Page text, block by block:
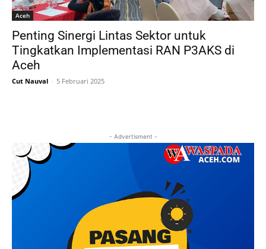
Aceh
Penting Sinergi Lintas Sektor untuk
Tingkatkan Implementasi RAN P3AKS di
Aceh
Cut Nauval - 5 Februari 2025
- Advertisment -